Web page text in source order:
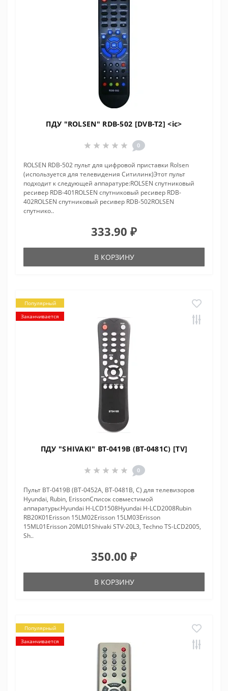
ПДУ "ROLSEN" RDB-502 [DVB-T2] <ic>
0
ROLSEN RDB-502 пульт для цифровой приставки Rolsen
(используется для телевидения Ситилинк)Этот пульт
подходит к следующей аппаратуре:ROLSEN спутниковый
ресивер RDB-401ROLSEN спутниковый ресивер RDB-
402ROLSEN спутниковый ресивер RDB-502ROLSEN
спутнико..
333.90 ₽
В КОРЗИНУ
Популярный
Заканчивается
ПДУ "SHIVAKI" BT-0419B (BT-0481C) [TV]
0
Пульт BT-0419B (BT-0452A, BT-0481B, С) для телевизоров
Hyundai, Rubin, ErissonСписок совместимой
аппаратуры:Hyundai H-LCD1508Hyundai H-LCD2008Rubin
RB20K01Erisson 15LM02Erisson 15LM03Erisson
15ML01Erisson 20ML01Shivaki STV-20L3, Techno TS-LCD2005,
Sh..
350.00 ₽
В КОРЗИНУ
Популярный
Заканчивается